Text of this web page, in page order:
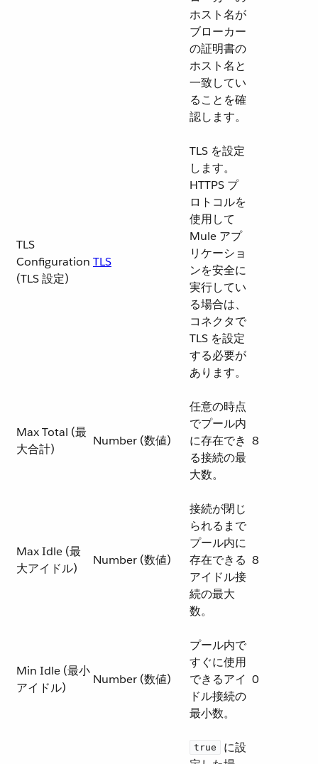
ホスト名が
ブローカー
の証明書の
ホスト名と
一致してい
ることを確
認します。
TLS
Configuration
(TLS 設定)
TLS
TLS を設定
します。
HTTPS プ
ロトコルを
使用して
Mule アプ
リケーショ
ンを安全に
実行してい
る場合は、
コネクタで
TLS を設定
する必要が
あります。
Max Total (最
大合計)
Number (数値)
任意の時点
でプール内
に存在でき
る接続の最
大数。
8
Max Idle (最
大アイドル)
Number (数値)
接続が閉じ
られるまで
プール内に
存在できる
アイドル接
続の最大
数。
8
Min Idle (最小
アイドル)
Number (数値)
プール内で
すぐに使用
できるアイ
ドル接続の
最小数。
0
true
​ に設